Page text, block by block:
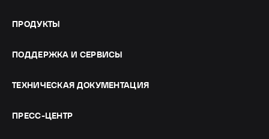
ПРОДУКТЫ
ПОДДЕРЖКА И СЕРВИСЫ
ТЕХНИЧЕСКАЯ ДОКУМЕНТАЦИЯ
ПРЕСС-ЦЕНТР